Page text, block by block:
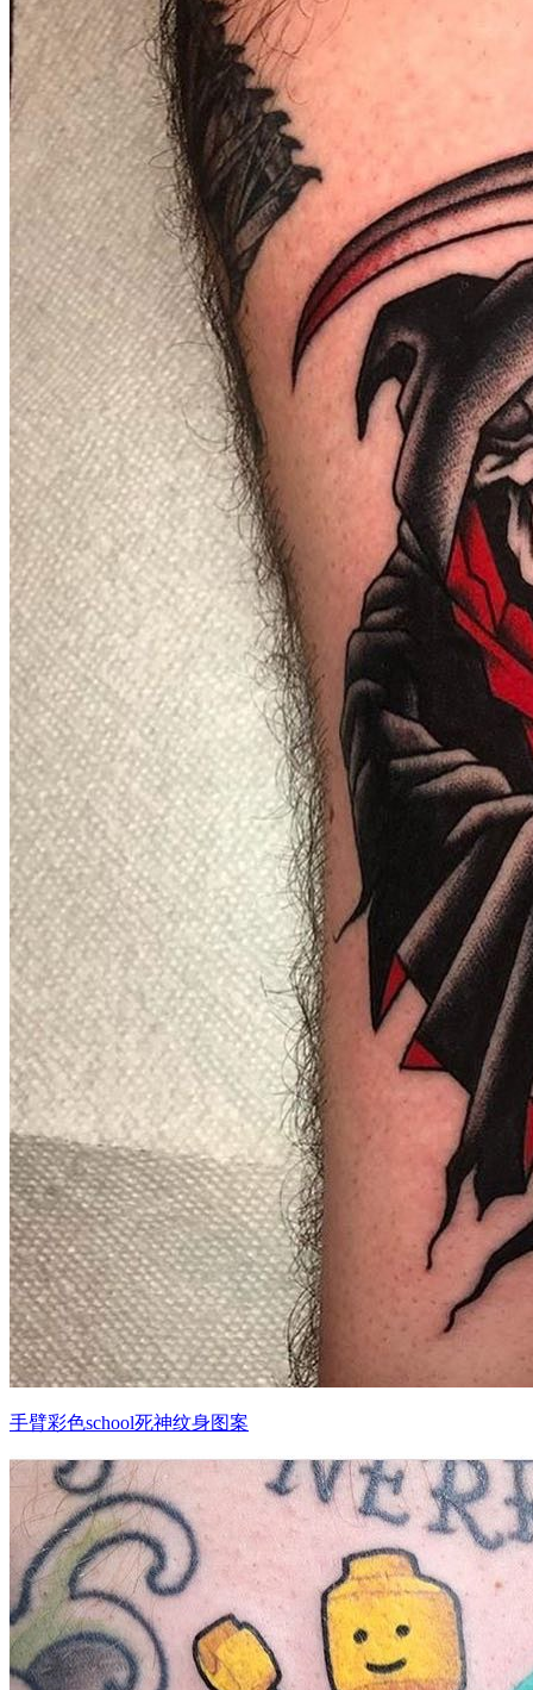
武汉老兵纹身微信
： 服务号：laobingwenshen 订阅号：laobing66666 打造国
文资讯！精美纹身图案及手稿 纹身作品 一站搞定！回复相
问千万素材的微官网，中国最强最全纹身图案尽在其中！
手臂彩色school死神纹身图案